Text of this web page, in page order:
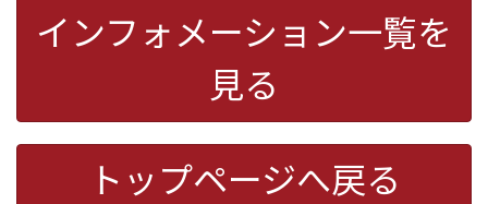
インフォメーション一覧を
見る
トップページへ戻る